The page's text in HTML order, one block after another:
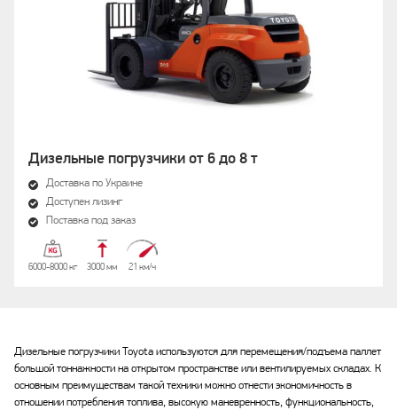
Дизельные погрузчики от 6 до 8 т
Доставка по Украине
Доступен лизинг
Поставка под заказ
6000-8000 кг 3000 мм 21 км/ч
Дизельные погрузчики Toyota используются для перемещения/подъема паллет
большой тоннажности на открытом пространстве или вентилируемых складах. К
основным преимуществам такой техники можно отнести экономичность в
отношении потребления топлива, высокую маневренность, функциональность,